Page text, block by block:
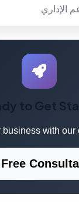
الإداري
to Get
business with our